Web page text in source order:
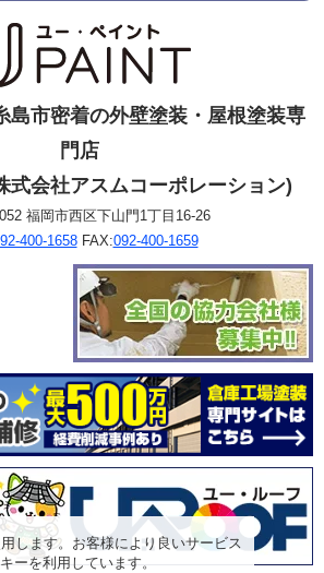
します。お客様により良いサービス
ーを利用しています。
島市密着の外壁塗装・屋根塗装専
門店
式会社アスムコーポレーション)
福岡市西区下山門1丁目16-26
400-1658FAX:092-400-1659